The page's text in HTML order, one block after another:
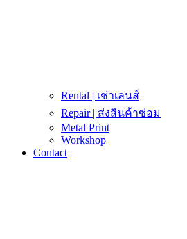
Rental | เช่าเลนส์
Repair | ส่งสินค้าซ่อม
Metal Print
Workshop
Contact